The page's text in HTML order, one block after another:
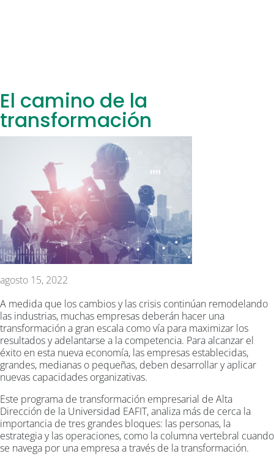
El camino de la
transformación
agosto 15, 2022
A medida que los cambios y las crisis continúan remodelando
las industrias, muchas empresas deberán hacer una
transformación a gran escala como vía para maximizar los
resultados y adelantarse a la competencia. Para alcanzar el
éxito en esta nueva economía, las empresas establecidas,
grandes, medianas o pequeñas, deben desarrollar y aplicar
nuevas capacidades organizativas.
Este programa de transformación empresarial de Alta
Dirección de la Universidad EAFIT, analiza más de cerca la
importancia de tres grandes bloques: las personas, la
estrategia y las operaciones, como la columna vertebral cuando
se navega por una empresa a través de la transformación.